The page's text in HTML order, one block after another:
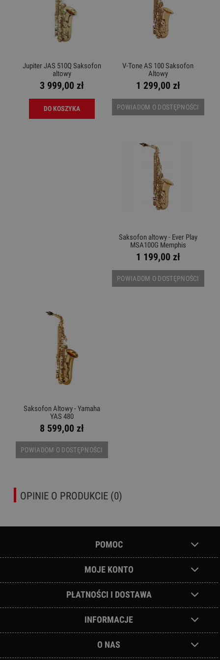
Jupiter JAS 510Q Saksofon
altowy
3 999,00 zł
DO KOSZYKA
V-Tone AS 100 Saksofon
Altowy
1 299,00 zł
POWIADOM O DOSTĘPNOŚCI
Saksofon altowy - Ever Play
MSA100G Memphis
1 199,00 zł
POWIADOM O DOSTĘPNOŚCI
Saksofon Altowy - Yamaha
YAS 480
8 599,00 zł
POWIADOM O DOSTĘPNOŚCI
OPINIE O PRODUKCIE (0)
POMOC
MOJE KONTO
PŁATNOŚCI I DOSTAWA
INFORMACJE
O NAS